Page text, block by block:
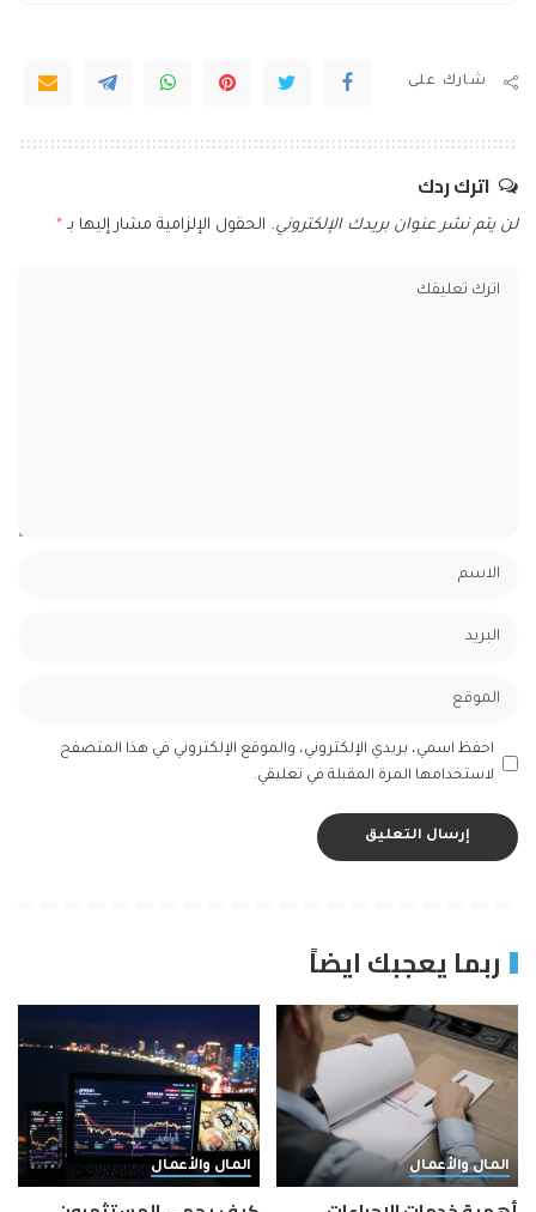
شارك على
اترك ردك
لن يتم نشر عنوان بريدك الإلكتروني. الحقول الإلزامية مشار إليها بـ *
احفظ اسمي، بريدي الإلكتروني، والموقع الإلكتروني في هذا المتصفح
لاستخدامها المرة المقبلة في تعليقي.
ربما يعجبك ايضاً
المال والأعمال المال والأعمال